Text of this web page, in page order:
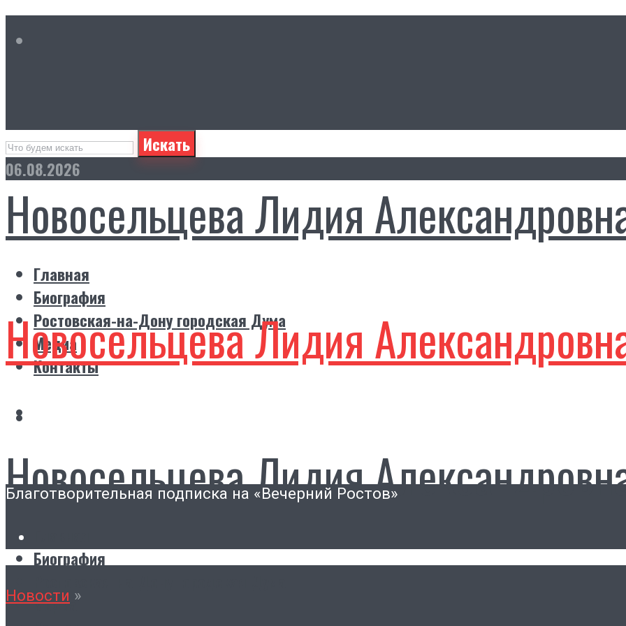
Искать
06.08.2026
Новосельцева Лидия
Главная
Биография
Ростовская-на-Дону городская Дума
Медиа
Контакты
Новосельцева Лидия
Новосельцева Лидия
Биография
Медиа
Благотворительная подписка на «Вечерний Ростов»
Новости »